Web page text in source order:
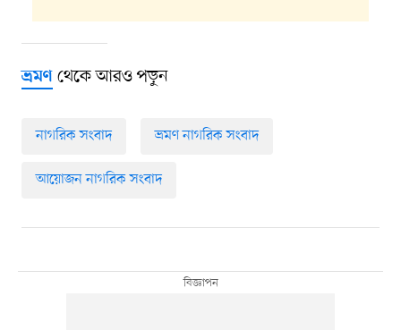
ভ্রমণথেকে আরও পড়ুন
নাগরিক সংবাদ ভ্রমণ নাগরিক সংবাদ
আয়োজন নাগরিক সংবাদ